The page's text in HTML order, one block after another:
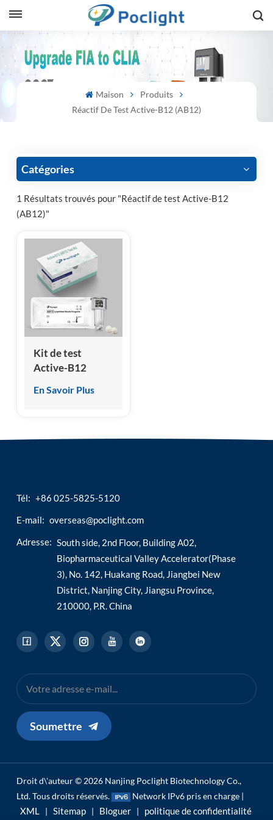
Maison
Produits
Réactif De Test Active-B12 (AB12)
Catégories
1 Résultats trouvés pour "Réactif de test Active-B12
(AB12)"
Kit de test
Active-B12
immunologique
En Savoir Plus
Tél: +86 025-5825-5120
E-mail: overseas@poclight.com
Adresse: South side, 2nd Floor, Building A02,
Biopharmaceutical Valley Accelerator(Phase
3), No. 142, Huakang Road, Jiangbei New
District, Nanjing City, Jiangsu Province,
210000, P.R. China
Soumettre
Droit d\'auteur © 2026 Nanjing Poclight Biotechnology Co.,
Ltd. Tous droits réservés.
Network IPv6 pris en charge |
XML | Sitemap | Bloguer | politique de confidentialité